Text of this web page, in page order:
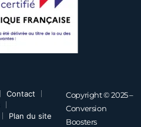
Contact
Plan du site
Copyright © 2025 –
Conversion
Boosters